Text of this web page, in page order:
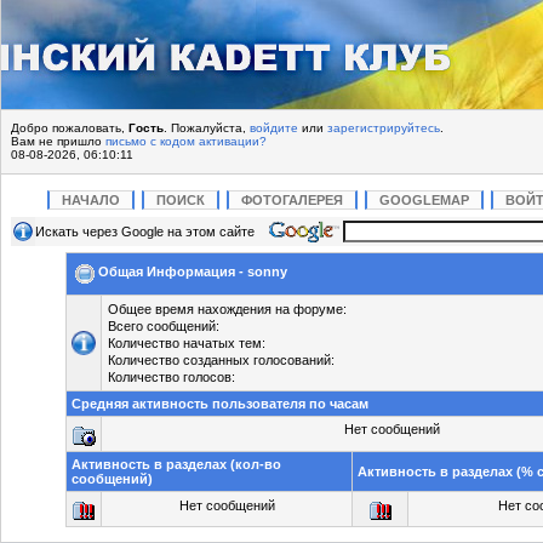
Добро пожаловать, Гость . Пожалуйста, войдите или зарегистрируйтесь
Вам не пришло письмо с кодом активации?
08-08-2026, 06:10:11
НАЧАЛО ПОИСК ФОТОГАЛЕРЕЯ GOOGLEMAP
Искать через Google на этом сайте
Общая Информация - sonny
Общее время нахождения на форуме:
Всего сообщений:
Количество начатых тем:
Количество созданных голосований:
Количество голосов:
Средняя активность пользователя по часам
Нет сообщений
Активность в разделах (кол-во
сообщений)
Активность в разделах (%
Нет сообщений Нет